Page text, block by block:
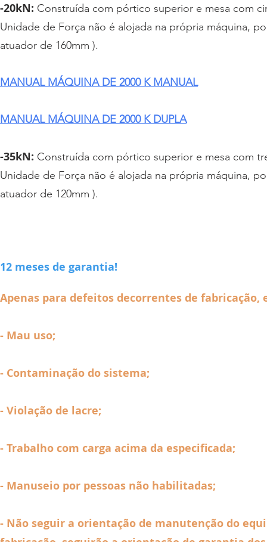
-20kN: Construída com pórtico superior e mesa com
Unidade de Força não é alojada na própria máquina,
atuador de 160mm ).
MANUAL MÁQUINA DE 2000 K MANUAL
MANUAL MÁQUINA DE 2000 K DUPLA
-35kN: Construída com pórtico superior e mesa com
Unidade de Força não é alojada na própria máquina,
atuador de 120mm ).
12 meses de garantia!
Apenas para defeitos decorrentes de fabricação,
- Mau uso;
- Contaminação do sistema;
- Violação de lacre;
- Trabalho com carga acima da especificada;
- Manuseio por pessoas não habilitadas;
- Não seguir a orientação de manutenção do